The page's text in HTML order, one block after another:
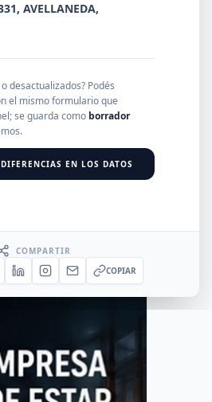
AVELLANEDA,
desactualizados? Podés
el mismo formulario que
se guarda como borrador
EN LOS DATOS
COMPARTIR
COPIAR